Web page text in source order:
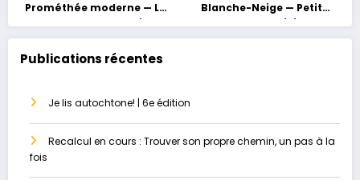
Prométhée moderne — La
grossesse au masculin ou
le paradis perdu
Blanche-Neige — Petit
conte, grand héritage
Publications récentes
Je lis autochtone! | 6e édition
Recalcul en cours : Trouver son propre chemin, un pas à la
fois